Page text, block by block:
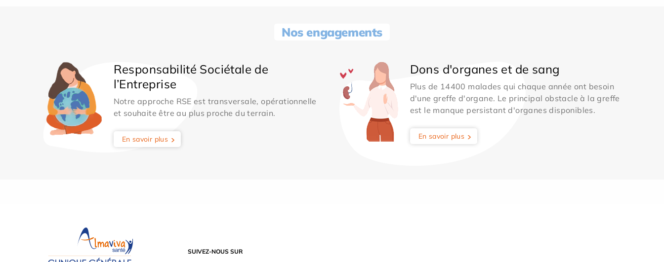
Nos engagements
Responsabilité Sociétale de
l’Entreprise
Notre approche RSE est transversale, opérationnelle
et souhaite être au plus proche du terrain.
En savoir plus
Dons d'organes et de sang
Plus de 14400 malades qui chaque année ont besoin
d'une greffe d'organe. Le principal obstacle à la greffe
est le manque persistant d'organes disponibles.
En savoir plus
SUIVEZ-NOUS SUR